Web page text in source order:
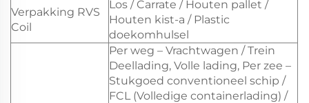
Verpakking RVS
Coil
Los / Carrate / Houten pallet /
Houten kist-a / Plastic
doekomhulsel
Per weg – Vrachtwagen / Trein
Deellading, Volle lading, Per zee –
Stukgoed conventioneel schip /
FCL (Volledige containerlading) /